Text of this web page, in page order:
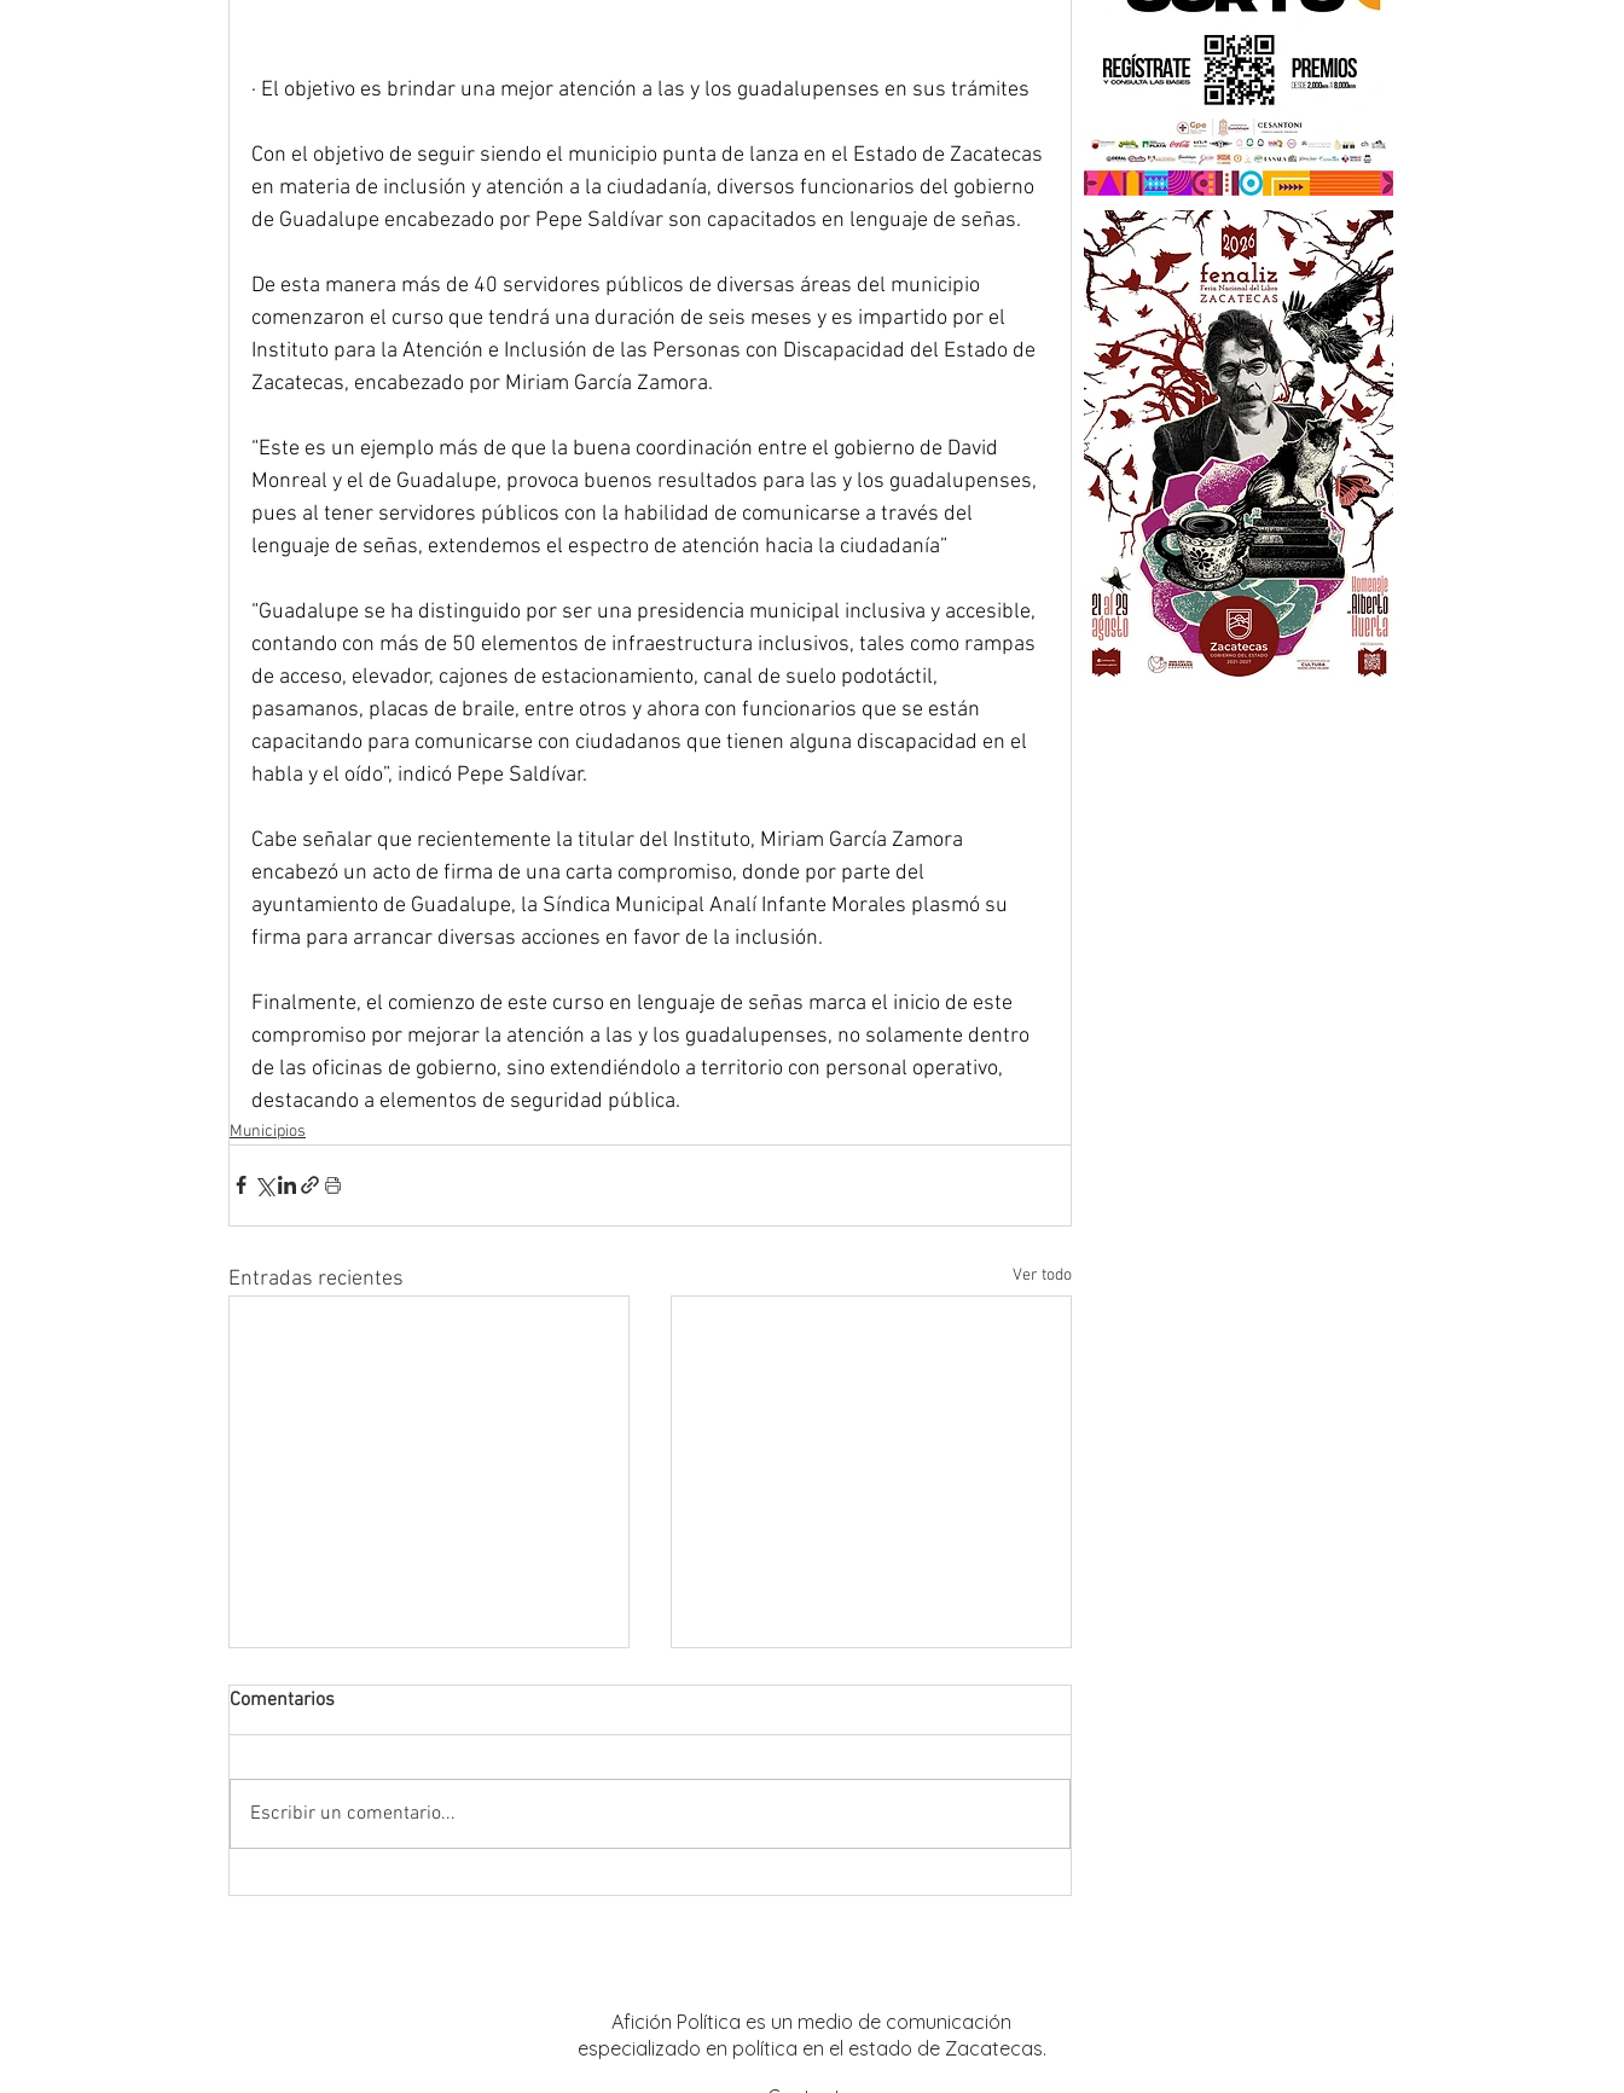
· El objetivo es brindar una mejor atención a las y los guadalupenses en sus trámites
Con el objetivo de seguir siendo el municipio punta de lanza en el Estado de Zacatecas
en materia de inclusión y atención a la ciudadanía, diversos funcionarios del gobierno
de Guadalupe encabezado por Pepe Saldívar son capacitados en lenguaje de señas.
De esta manera más de 40 servidores públicos de diversas áreas del municipio
comenzaron el curso que tendrá una duración de seis meses y es impartido por el
Instituto para la Atención e Inclusión de las Personas con Discapacidad del Estado de
Zacatecas, encabezado por Miriam García Zamora.
“Este es un ejemplo más de que la buena coordinación entre el gobierno de David
Monreal y el de Guadalupe, provoca buenos resultados para las y los guadalupenses,
pues al tener servidores públicos con la habilidad de comunicarse a través del
lenguaje de señas, extendemos el espectro de atención hacia la ciudadanía”
“Guadalupe se ha distinguido por ser una presidencia municipal inclusiva y accesible,
contando con más de 50 elementos de infraestructura inclusivos, tales como rampas
de acceso, elevador, cajones de estacionamiento, canal de suelo podotáctil,
pasamanos, placas de braile, entre otros y ahora con funcionarios que se están
capacitando para comunicarse con ciudadanos que tienen alguna discapacidad en el
habla y el oído”, indicó Pepe Saldívar.
Cabe señalar que recientemente la titular del Instituto, Miriam García Zamora
encabezó un acto de firma de una carta compromiso, donde por parte del
ayuntamiento de Guadalupe, la Síndica Municipal Analí Infante Morales plasmó su
firma para arrancar diversas acciones en favor de la inclusión.
Finalmente, el comienzo de este curso en lenguaje de señas marca el inicio de este
compromiso por mejorar la atención a las y los guadalupenses, no solamente dentro
de las oficinas de gobierno, sino extendiéndolo a territorio con personal operativo,
destacando a elementos de seguridad pública.
Municipios
Entradas recientes Ver todo
Comentarios
Escribir un comentario...
Afición Política es un medio de comunicación
especializado en política en el estado de Zacatecas.